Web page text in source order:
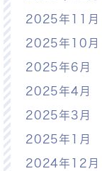
2025年11月
2025年10月
2025年6月
2025年4月
2025年3月
2025年1月
2024年12月